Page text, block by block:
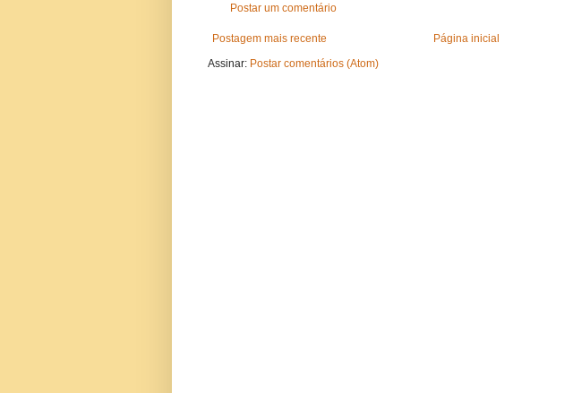
Postar um comentário
Postagem mais recente
Página inicial
Assinar: Postar comentários (Atom)